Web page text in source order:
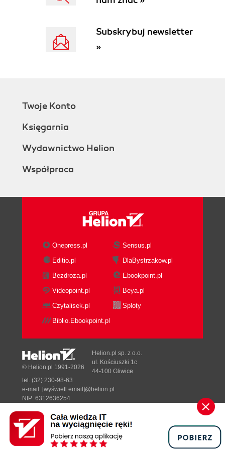
Edytor kodu (55)
Rozszerzenia plików (56)
Karta Poziom (59)
Jeżeli narzędzie przeszkadza przy
Jak zmienić parametry zdefiniowanych cykli
Jak sprawdzić czas trwania obróbki (67)
Obróbka kieszeni - cykl Zgrubny (67)
Karta Ogólnie (68)
Obróbka kieszeni pionowych (69)
Karta Wejścia (71)
Obróbka kieszeni z wyspami (73)
Co zrobić z naddatkiem na czołach wysp (74)
Obróbka resztek (75)
Obróbka kieszeni z pochylonymi ścianami (76)
Resztki pośrednie (77)
pionowe (79)
Obróbka stempla (elektrody) - po wskazanej
ściance (80)
Obróbka kieszeni z przyległymi elementami
(82)
Obróbka kieszeni otwartych (84)
Obróbka trochoidalna (85)
Rozdział 5. Cykle profilowe i obróbka otworów (87)
Subskrybuj newsletter
»
Twoje Konto
Księgarnia
Wydawnictwo Helion
Współpraca
Onepress.pl
Sensus.pl
Editio.pl
DlaBystrzakow.pl
Bezdroza.pl
Ebookpoint.pl
Videopoint.pl
Beya.pl
Czytalisek.pl
Sploty
Biblio.Ebookpoint.pl
Designed with ♥ byTonik.pl
© Helion.pl 1991-2026
Helion.pl sp. z o.o.
ul. Kościuszki 1c
44-100 Gliwice
tel. (32) 230-98-63
e-mail: [wyświetl email]@helion.pl
NIP: 6312636254